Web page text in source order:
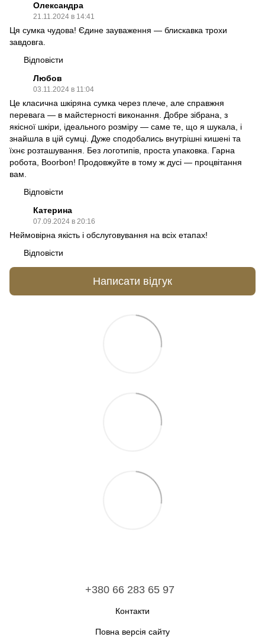
Олександра
21.11.2024 в 14:41
Ця сумка чудова! Єдине зауваження — блискавка трохи
завдовга.
Відповісти
Любов
03.11.2024 в 11:04
Це класична шкіряна сумка через плече, але справжня
перевага — в майстерності виконання. Добре зібрана, з
якісної шкіри, ідеального розміру — саме те, що я шукала, і
знайшла в цій сумці. Дуже сподобались внутрішні кишені та
їхнє розташування. Без логотипів, проста упаковка. Гарна
робота, Boorbon! Продовжуйте в тому ж дусі — процвітання
вам.
Відповісти
Катерина
07.09.2024 в 20:16
Неймовірна якість і обслуговування на всіх етапах!
Відповісти
Написати відгук
+380 66 283 65 97
Контакти
Повна версія сайту